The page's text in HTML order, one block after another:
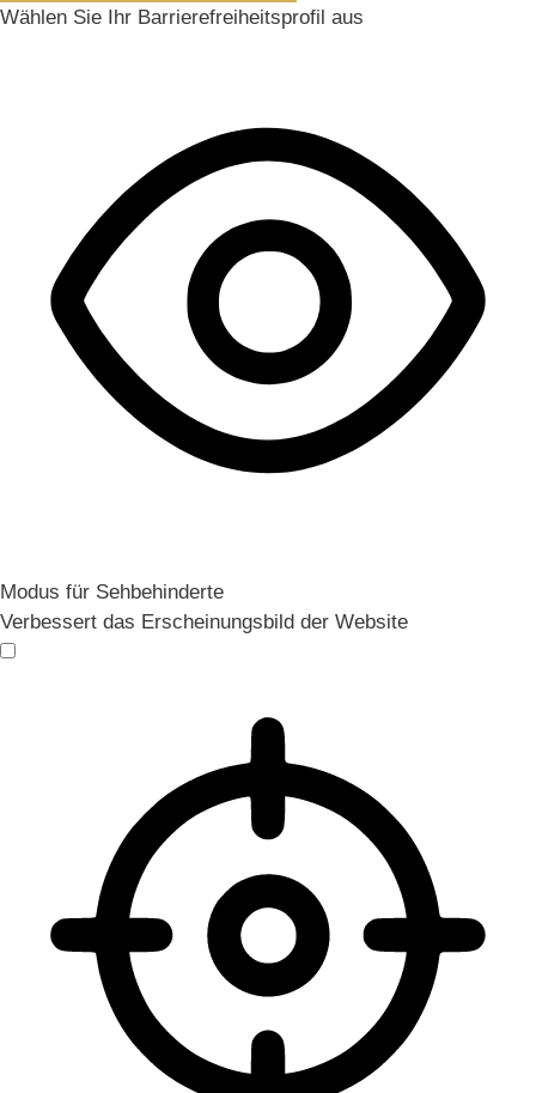
Wählen Sie Ihr Barrierefreiheitsprofil aus
Modus für Sehbehinderte
Verbessert das Erscheinungsbild der Website